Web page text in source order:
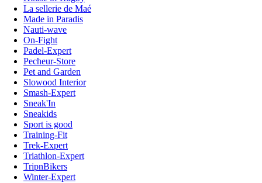
La sellerie de Maé
Made in Paradis
Nauti-wave
On-Fight
Padel-Expert
Pecheur-Store
Pet and Garden
Slowood Interior
Smash-Expert
Sneak'In
Sneakids
Sport is good
Training-Fit
Trek-Expert
Triathlon-Expert
TripnBikers
Winter-Expert